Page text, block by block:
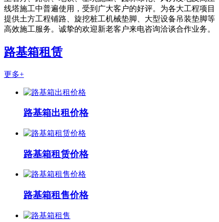
线塔施工中普遍使用，受到广大客户的好评。为各大工程项目
提供土方工程铺路、旋挖桩工机械垫脚、大型设备吊装垫脚等
高效施工服务。诚挚的欢迎新老客户来电咨询洽谈合作业务。
路基箱租赁
更多+
路基箱出租价格
路基箱租赁价格
路基箱租售价格